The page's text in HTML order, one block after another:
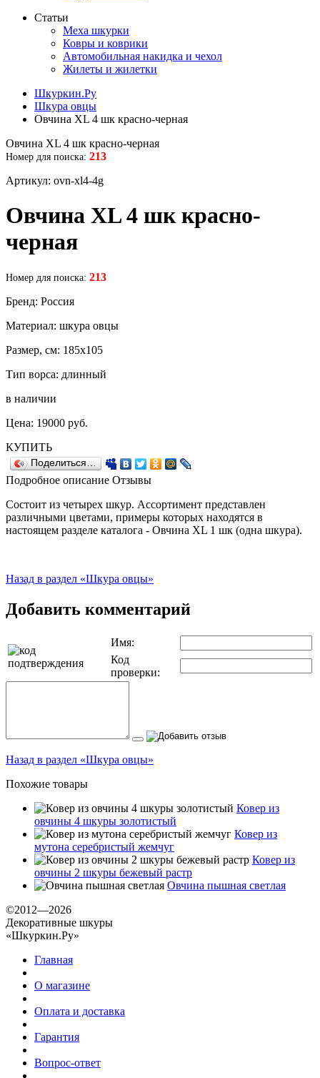
Статьи
Меха шкурки
Ковры и коврики
Автомобильная накидка и чехол
Жилеты и жилетки
Шкуркин.Ру
Шкура овцы
Овчина XL 4 шк красно-черная
Овчина XL 4 шк красно-черная
Номер для поиска: 213
Артикул: ovn-xl4-4g
Овчина XL 4 шк красно-
черная
Номер для поиска: 213
Бренд: Россия
Материал: шкура овцы
Размер, см: 185х105
Тип ворса: длинный
в наличии
Цена: 19000 руб.
КУПИТЬ
Поделиться…
Подробное описание Отзывы
Состоит из четырех шкур. Ассортимент представлен
различными цветами, примеры которых находятся в
настоящем разделе каталога - Овчина XL 1 шк (одна шкура).
Назад в раздел «Шкура овцы»
Добавить комментарий
Имя:
Код
проверки:
Назад в раздел «Шкура овцы»
Похожие товары
Ковер из
овчины 4 шкуры золотистый
Ковер из
мутона серебристый жемчуг
Ковер из
овчины 2 шкуры бежевый растр
Овчина пышная светлая
©2012—2026
Декоративные шкуры
«Шкуркин.Ру»
Главная
О магазине
Оплата и доставка
Гарантия
Вопрос-ответ